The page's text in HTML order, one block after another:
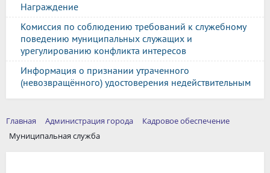
Награждение
Комиссия по соблюдению требований к служебному
поведению муниципальных служащих и
урегулированию конфликта интересов
Информация о признании утраченного
(невозвращённого) удостоверения недействительным
Главная Администрация города
Кадровое обеспечение
Муниципальная служба